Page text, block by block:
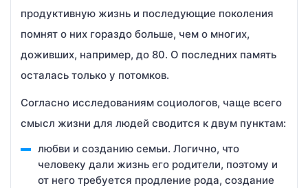
продуктивную жизнь и последующие поколения
помнят о них гораздо больше, чем о многих,
доживших, например, до 80. О последних память
осталась только у потомков.
Согласно исследованиям социологов, чаще всего
смысл жизни для людей сводится к двум пунктам:
любви и созданию семьи. Логично, что
человеку дали жизнь его родители, поэтому и
от него требуется продление рода, создание